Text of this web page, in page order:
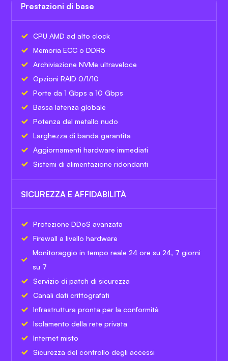
Prestazioni di base
CPU AMD ad alto clock
Memoria ECC o DDR5
Archiviazione NVMe ultraveloce
Opzioni RAID 0/1/10
Porte da 1 Gbps a 10 Gbps
Bassa latenza globale
Potenza del metallo nudo
Larghezza di banda garantita
Aggiornamenti hardware immediati
Sistemi di alimentazione ridondanti
SICUREZZA E AFFIDABILITÀ
Protezione DDoS avanzata
Firewall a livello hardware
Monitoraggio in tempo reale 24 ore su 24, 7 giorni
su 7
Servizio di patch di sicurezza
Canali dati crittografati
Infrastruttura pronta per la conformità
Isolamento della rete privata
Internet misto
Sicurezza del controllo degli accessi